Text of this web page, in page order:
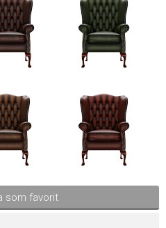
som favorit